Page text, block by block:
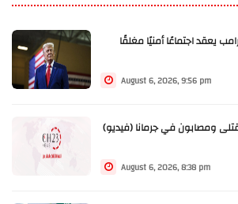
يعقد اجتماعًا أمنيًا مغلقًا
August 6, 2026, 9:56 pm
ومصابون في جرمانا (فيديو)
August 6, 2026, 8:38 pm